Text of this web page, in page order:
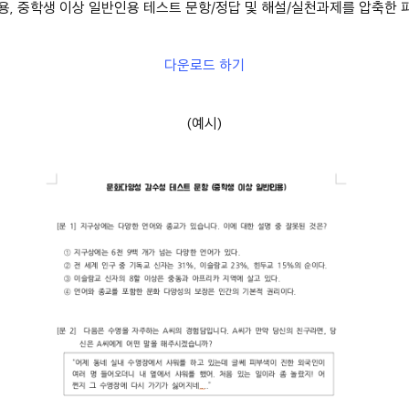
, 중학생 이상 일반인용 테스트 문항/정답 및 해설/실천과제를 압축한
다운로드 하기
(예시)